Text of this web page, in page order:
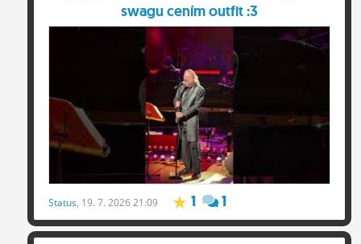
swagu cením outfit :3
Status, 19. 7. 2026 21:09 1 1